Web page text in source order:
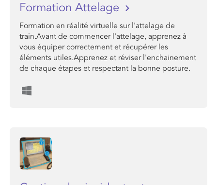
Formation Attelage
Formation en réalité virtuelle sur l'attelage de
train.Avant de commencer l'attelage, apprenez à
vous équiper correctement et récupérer les
éléments utiles.Apprenez et réviser l'enchainement
de chaque étapes et respectant la bonne posture.